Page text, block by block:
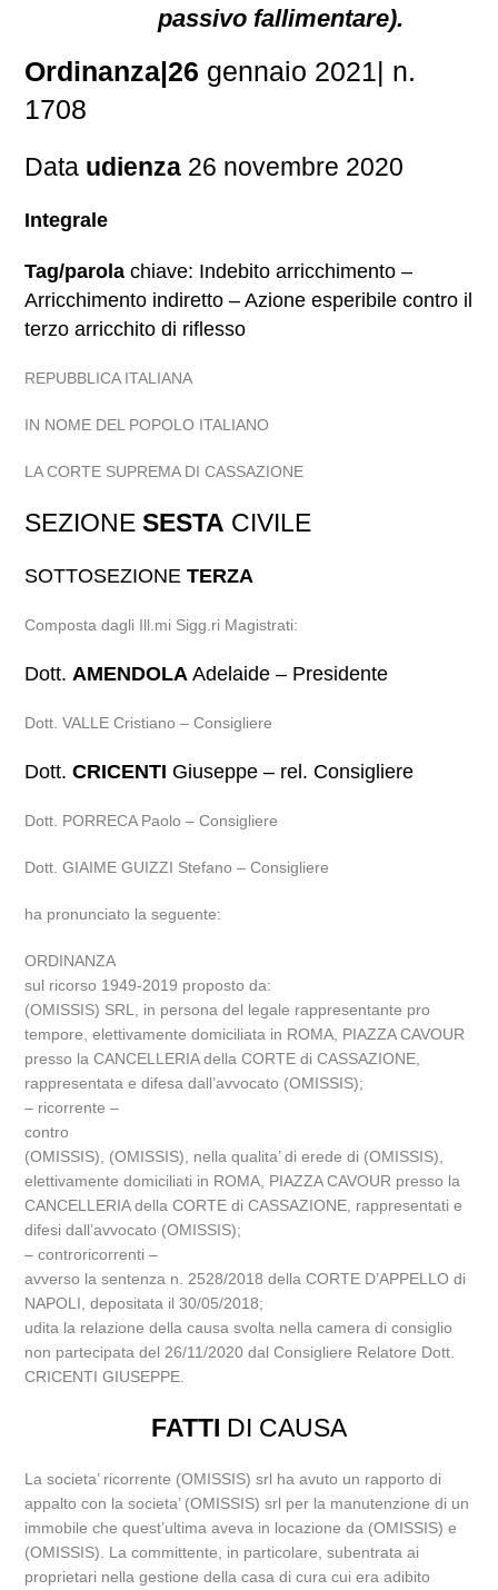
passivo fallimentare).
Ordinanza|26 gennaio 2021| n.
1708
Data udienza 26 novembre 2020
Integrale
Tag/parola chiave: Indebito arricchimento –
Arricchimento indiretto – Azione esperibile contro il
terzo arricchito di riflesso
REPUBBLICA ITALIANA
IN NOME DEL POPOLO ITALIANO
LA CORTE SUPREMA DI CASSAZIONE
SEZIONESESTA CIVILE
SOTTOSEZIONETERZA
Composta dagli Ill.mi Sigg.ri Magistrati:
Dott.AMENDOLA Adelaide – Presidente
Dott. VALLE Cristiano – Consigliere
Dott.CRICENTI Giuseppe – rel. Consigliere
Dott. PORRECA Paolo – Consigliere
Dott. GIAIME GUIZZI Stefano – Consigliere
ha pronunciato la seguente:
ORDINANZA
sul ricorso 1949-2019 proposto da:
(OMISSIS) SRL, in persona del legale rappresentante pro
tempore, elettivamente domiciliata in ROMA, PIAZZA CAVOUR
presso la CANCELLERIA della CORTE di CASSAZIONE,
rappresentata e difesa dall’avvocato (OMISSIS);
– ricorrente –
contro
(OMISSIS), (OMISSIS), nella qualita’ di erede di (OMISSIS),
elettivamente domiciliati in ROMA, PIAZZA CAVOUR presso la
CANCELLERIA della CORTE di CASSAZIONE, rappresentati e
difesi dall’avvocato (OMISSIS);
– controricorrenti –
avverso la sentenza n. 2528/2018 della CORTE D’APPELLO di
NAPOLI, depositata il 30/05/2018;
udita la relazione della causa svolta nella camera di consiglio
non partecipata del 26/11/2020 dal Consigliere Relatore Dott.
CRICENTI GIUSEPPE.
FATTI DI CAUSA
La societa’ ricorrente (OMISSIS) srl ha avuto un rapporto di
appalto con la societa’ (OMISSIS) srl per la manutenzione di un
immobile che quest’ultima aveva in locazione da (OMISSIS) e
(OMISSIS). La committente, in particolare, subentrata ai
proprietari nella gestione della casa di cura cui era adibito